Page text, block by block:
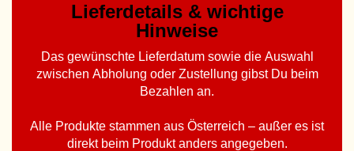
Lieferdetails & wichtige
Hinweise
Das gewünschte Lieferdatum sowie die Auswahl
zwischen Abholung oder Zustellung gibst Du beim
Bezahlen an.
Alle Produkte stammen aus Österreich – außer es ist
direkt beim Produkt anders angegeben.